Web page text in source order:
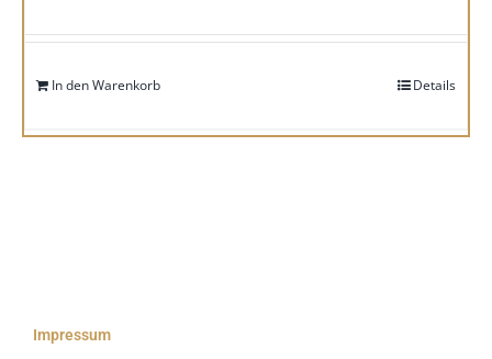
In den Warenkorb Details
Impressum